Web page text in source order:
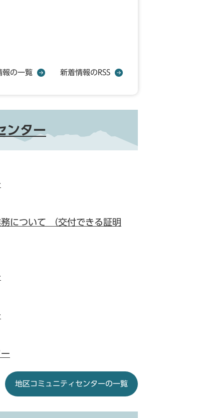
報の一覧 新着情報のRSS
ンター
について （交付できる証明
地区コミュニティセンターの一覧